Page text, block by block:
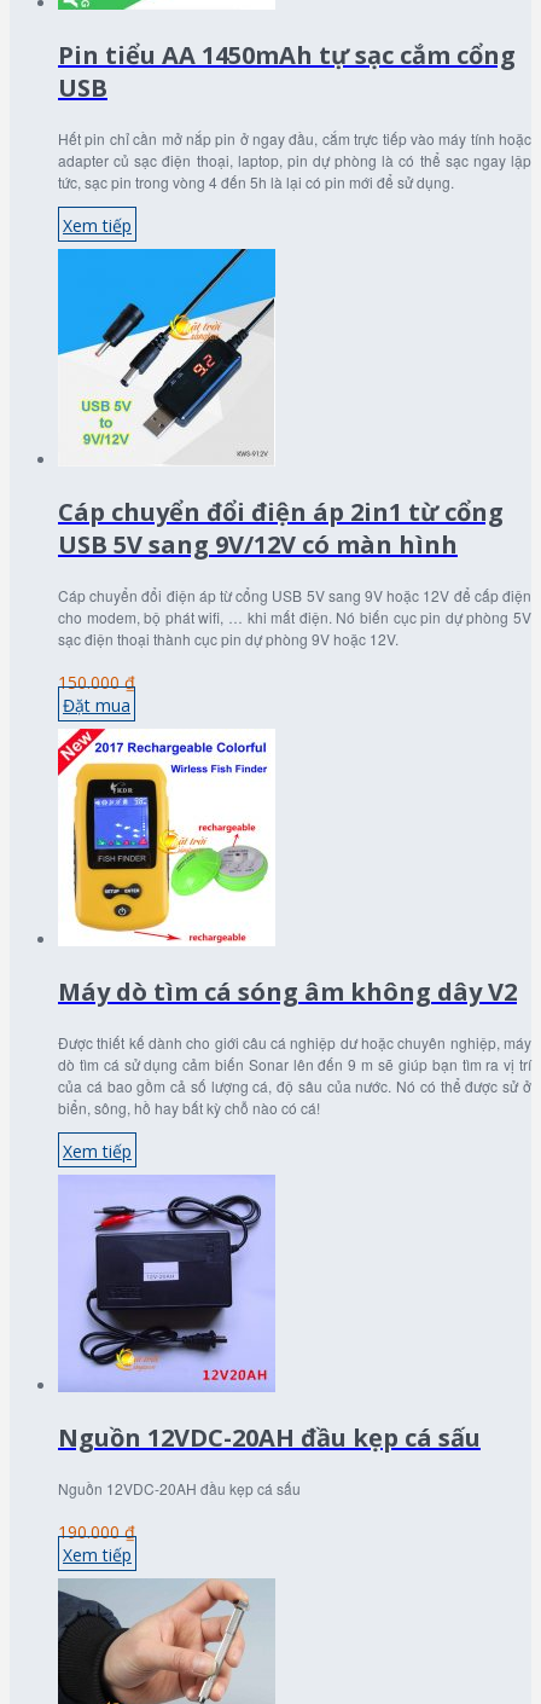
Pin tiểu AA 1450mAh tự sạc cắm cổng
USB
Hết pin chỉ cần mở nắp pin ở ngay đầu, cắm trực tiếp vào máy tính hoặc
adapter củ sạc điện thoại, laptop, pin dự phòng là có thể sạc ngay lập
tức, sạc pin trong vòng 4 đến 5h là lại có pin mới để sử dụng.
Xem tiếp
Cáp chuyển đổi điện áp 2in1 từ cổng
USB 5V sang 9V/12V có màn hình
Cáp chuyển đổi điện áp từ cổng USB 5V sang 9V hoặc 12V để cấp điện
cho modem, bộ phát wifi, … khi mất điện. Nó biến cục pin dự phòng 5V
sạc điện thoại thành cục pin dự phòng 9V hoặc 12V.
150.000 ₫
Đặt mua
Máy dò tìm cá sóng âm không dây V2
Được thiết kế dành cho giới câu cá nghiệp dư hoặc chuyên nghiệp, máy
dò tìm cá sử dụng cảm biến Sonar lên đến 9 m sẽ giúp bạn tìm ra vị trí
của cá bao gồm cả số lượng cá, độ sâu của nước. Nó có thể được sử ở
biển, sông, hồ hay bất kỳ chỗ nào có cá!
Xem tiếp
Nguồn 12VDC-20AH đầu kẹp cá sấu
Nguồn 12VDC-20AH đầu kẹp cá sấu
190.000 ₫
Xem tiếp